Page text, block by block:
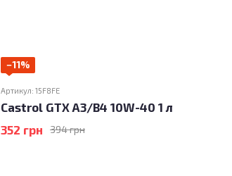
−11%
Артикул: 15F8FE
Castrol GTX A3/B4 10W-40 1 л
394 грн
352 грн